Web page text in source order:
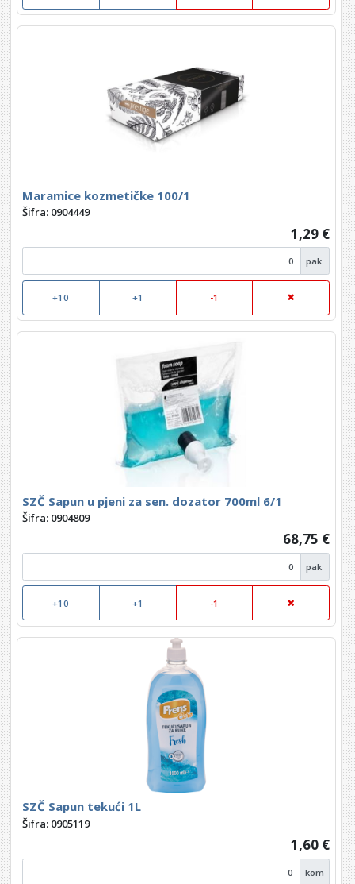
Maramice kozmetičke 100/1
Šifra: 0904449
1,29 €
pak
+10 +1 -1
SZČ Sapun u pjeni za sen. dozator 700ml 6/1
Šifra: 0904809
68,75 €
pak
+10 +1 -1
SZČ Sapun tekući 1L
Šifra: 0905119
1,60 €
kom